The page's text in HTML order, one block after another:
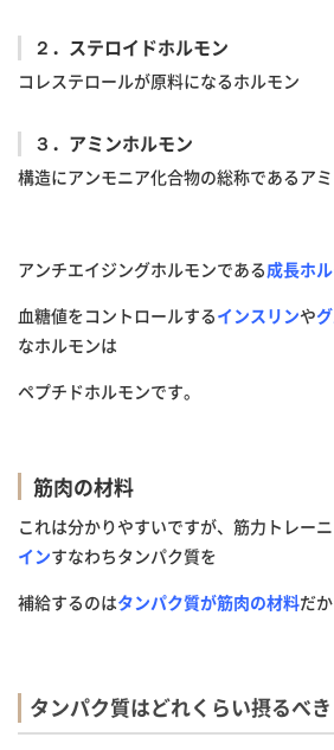
２．ステロイドホルモン
コレステロールが原料になるホルモン
３．アミンホルモン
構造にアンモニア化合物の総称であるア
アンチエイジングホルモンである成長ホ
血糖値をコントロールするインスリンや
なホルモンは
ペプチドホルモンです。
筋肉の材料
これは分かりやすいですが、筋力トレー
インすなわちタンパク質を
補給するのはタンパク質が筋肉の材料だ
タンパク質はどれくらい摂るべき